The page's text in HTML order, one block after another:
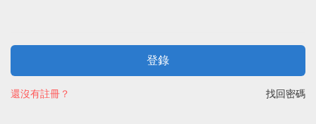
登錄
找回密碼
還沒有註冊？